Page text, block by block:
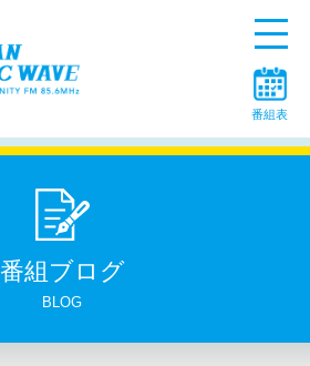
Menu
番組表
番組ブログ
BLOG